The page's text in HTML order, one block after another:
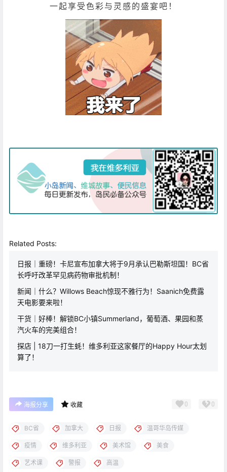
一起享受色彩与灵感的盛宴吧！
Related Posts:
日报｜重磅！卡尼宣布加拿大将于9月承认巴勒斯坦国！BC省
长呼吁改革罕见病药物审批机制！
新闻｜什么？Willows Beach惊现不雅行为！Saanich免费露
天电影要来啦！
干货｜好棒！解锁BC小镇Summerland，葡萄酒、果园和蒸
汽火车的完美组合！
探店 | 18刀一打生蚝！维多利亚这家餐厅的Happy Hour太划
算了！
海报分享 收藏 0 0
BC省 加拿大 日报 温哥华岛传媒
疫情 维多利亚 美术馆 美食
艺术课 警报 高温